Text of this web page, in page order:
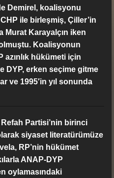
Demirel, koalisyonu
ile birleşmiş, Çiller’in
Murat Karayalçın iken
Koalisyonun
azınlık hükümeti için
DYP, erken seçime gitme
ve 1995′in yıl sonunda
Partisi’nin birinci
siyaset literatürümüze
RP’nin hükümet
ANAP-DYP
oylamasındaki